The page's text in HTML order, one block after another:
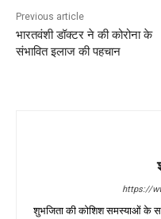
Previous article
भारतवंशी डॉक्टर ने की कोरोना के
संभावित इलाज की पहचान
https://
शुभजिता की कोशिश समस्याओं के